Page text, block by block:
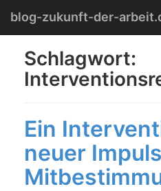
Menu
content
blog-zukunft-der-
Schlagwort:
Ein
neuer